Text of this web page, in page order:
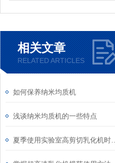
相关文章
RELATED ARTICLES
如何保养纳米均质机
浅谈纳米均质机的一些特点